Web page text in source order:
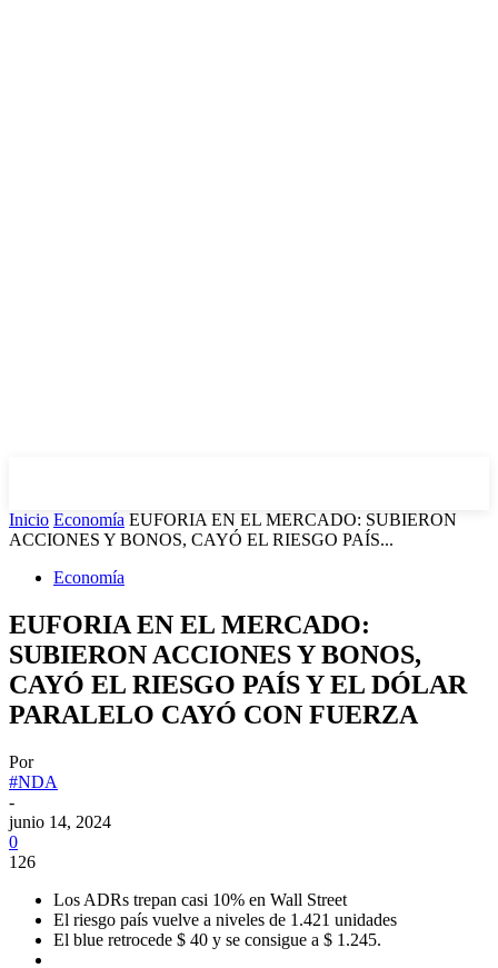
Inicio Economía EUFORIA EN EL MERCADO: SUBIERON
ACCIONES Y BONOS, CAYÓ EL RIESGO PAÍS...
Economía
EUFORIA EN EL MERCADO:
SUBIERON ACCIONES Y BONOS,
CAYÓ EL RIESGO PAÍS Y EL DÓLAR
PARALELO CAYÓ CON FUERZA
Por
#NDA
-
junio 14, 2024
0
126
Los ADRs trepan casi 10% en Wall Street
El riesgo país vuelve a niveles de 1.421 unidades
El blue retrocede $ 40 y se consigue a $ 1.245.